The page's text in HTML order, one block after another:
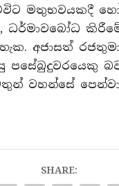
මතුභවයකදී
ධර්මාවබෝධ
අජාසත්
පසේබුදුවරයෙකු
වහන්සේ
SHARE: